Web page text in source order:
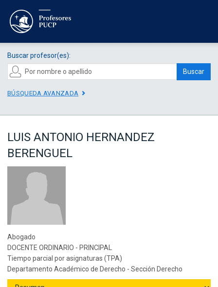
Buscar profesor(es):
Buscar
BÚSQUEDA AVANZADA
LUIS ANTONIO HERNANDEZ
BERENGUEL
Abogado
DOCENTE ORDINARIO - PRINCIPAL
Tiempo parcial por asignaturas (TPA)
Departamento Académico de Derecho - Sección Derecho